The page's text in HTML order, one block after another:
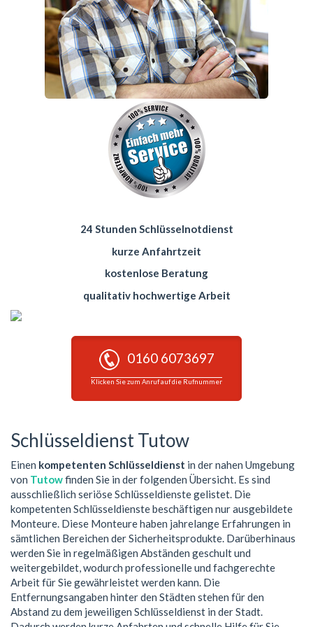
24 Stunden Schlüsselnotdienst
kurze Anfahrtzeit
kostenlose Beratung
qualitativ hochwertige Arbeit
0160 6073697
Klicken Sie zum Anruf auf die Rufnummer
Schlüsseldienst Tutow
Einen kompetenten Schlüsseldienst in der nahen Umgebung
von Tutowfinden Sie in der folgenden Übersicht. Es sind
ausschließlich seriöse Schlüsseldienste gelistet. Die
kompetenten Schlüsseldienste beschäftigen nur ausgebildete
Monteure. Diese Monteure haben jahrelange Erfahrungen in
sämtlichen Bereichen der Sicherheitsprodukte. Darüberhinaus
werden Sie in regelmäßigen Abständen geschult und
weitergebildet, wodurch professionelle und fachgerechte
Arbeit für Sie gewährleistet werden kann. Die
Entfernungsangaben hinter den Städten stehen für den
Abstand zu dem jeweiligen Schlüsseldienst in der Stadt.